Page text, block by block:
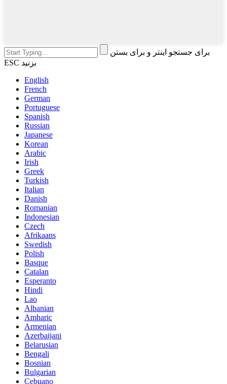
برای جستجو اینتر و برای بستن
ESC بزنید
English
French
German
Portuguese
Spanish
Russian
Japanese
Korean
Arabic
Irish
Greek
Turkish
Italian
Danish
Romanian
Indonesian
Czech
Afrikaans
Swedish
Polish
Basque
Catalan
Esperanto
Hindi
Lao
Albanian
Amharic
Armenian
Azerbaijani
Belarusian
Bengali
Bosnian
Bulgarian
Cebuano